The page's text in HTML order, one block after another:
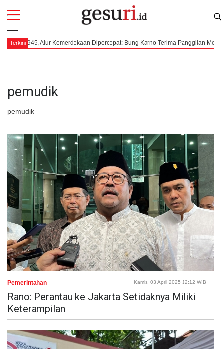
Terkini Dipercepat: Bung Karno Terima Panggilan Mendadak ke Dalat
pemudik
pemudik
All
Pemerintahan Kamis, 03 April 2025 12:12 WIB
Rano: Perantau ke Jakarta Setidaknya Miliki
Keterampilan